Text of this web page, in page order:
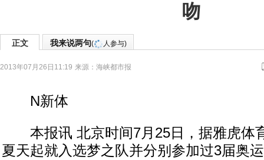
吻
正文 我来说两句( 人参与)
2013年07月26日11:19 来源： 海峡都市报
N新体
本报讯 北京时间7月25日，据雅虎体
夏天起就入选梦之队并分别参加过3届奥